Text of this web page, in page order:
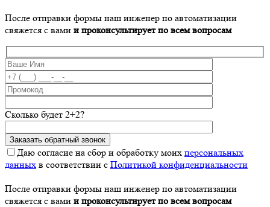
После отправки формы наш инженер по автоматизации
свяжется с вами и проконсультирует по всем вопросам
Сколько будет 2+2?
Даю согласие на сбор и обработку моих персональных
данных в соответствии с Политикой конфиденциальности
После отправки формы наш инженер по автоматизации
свяжется с вами и проконсультирует по всем вопросам